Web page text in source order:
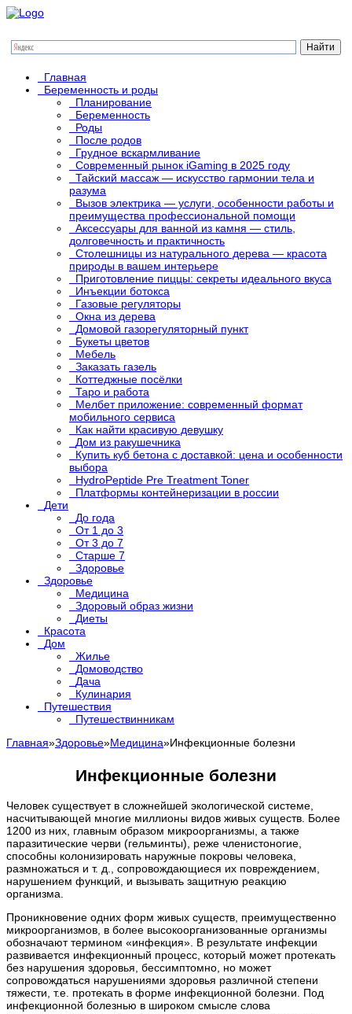
Главная
Беременность и роды
Планирование
Беременность
Роды
После родов
Грудное вскармливание
Современный рынок iGaming в 2025 году
Тайский массаж — искусство гармонии тела и
разума
Вызов электрика — услуги, особенности работы и
преимущества профессиональной помощи
Аксессуары для ванной из камня — стиль,
долговечность и практичность
Столешницы из натурального дерева — красота
природы в вашем интерьере
Приготовление пиццы: секреты идеального вкуса
Инъекции ботокса
Газовые регуляторы
Окна из дерева
Домовой газорегуляторный пункт
Букеты цветов
Мебель
Заказать газель
Коттеджные посёлки
Таро и работа
Мелбет приложение: современный формат
мобильного сервиса
Как найти красивую девушку
Дом из ракушечника
Купить куб бетона с доставкой: цена и особенности
выбора
HydroPeptide Pre Treatment Toner
Платформы контейнеризации в россии
Дети
До года
От 1 до 3
От 3 до 7
Старше 7
Здоровье
Здоровье
Медицина
Здоровый образ жизни
Диеты
Красота
Дом
Жилье
Домоводство
Дача
Кулинария
Путешествия
Путешествинникам
Главная»Здоровье»Медицина»Инфекционные болезни
Инфекционные болезни
Человек существует в сложнейшей экологической системе,
насчитывающей многие миллионы видов живых существ. Более
1200 из них, главным образом микроорганизмы, а также
паразитические черви (гельминты), реже членистоногие,
способны колонизировать наружные покровы человека,
размножаться и т. д., сопровождающиеся их повреждением,
нарушением функций, и вызывать защитную реакцию
организма.
Проникновение одних форм живых существ, преимущественно
микроорганизмов, в более высокоорганизованные организмы
обозначают термином «инфекция». В результате инфекции
развивается инфекционный процесс, который может протекать
без нарушения здоровья, бессимптомно, но может
сопровождаться нарушениями здоровья различной степени
тяжести, т.е. протекать в форме инфекционной болезни. Под
инфекционной болезнью в широком смысле слова